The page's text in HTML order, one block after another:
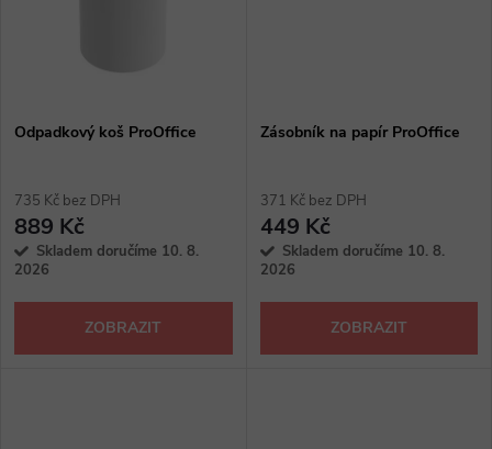
Odpadkový koš ProOffice
735 Kč bez DPH
889 Kč
Skladem doručíme 10. 8.
2026
ZOBRAZIT
Zásobník na papír ProOffice
371 Kč bez DPH
449 Kč
Skladem doručíme 10. 8.
2026
ZOBRAZIT